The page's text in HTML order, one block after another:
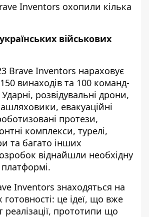
Inventors охопили кілька
військових
Brave Inventors нараховує
винаходів та 100 команд-
розвідувальні дрони,
евакуаційні
протези,
комплекси, турелі,
та багато інших
віднайшли необхідну
Inventors знаходяться на
готовності: це ідеї, що вже
прототипи що